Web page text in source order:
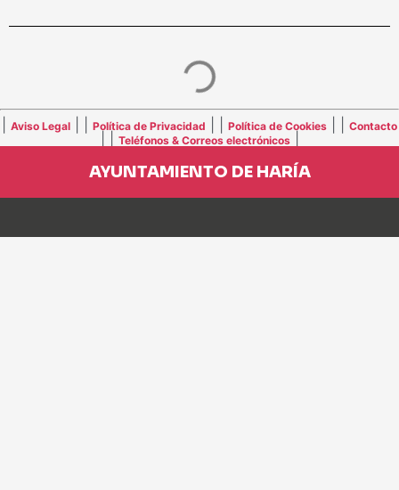
Aviso Legal Política de Privacidad Política de Cookies Contacto
Teléfonos & Correos electrónicos|
AYUNTAMIENTO DE HARÍA